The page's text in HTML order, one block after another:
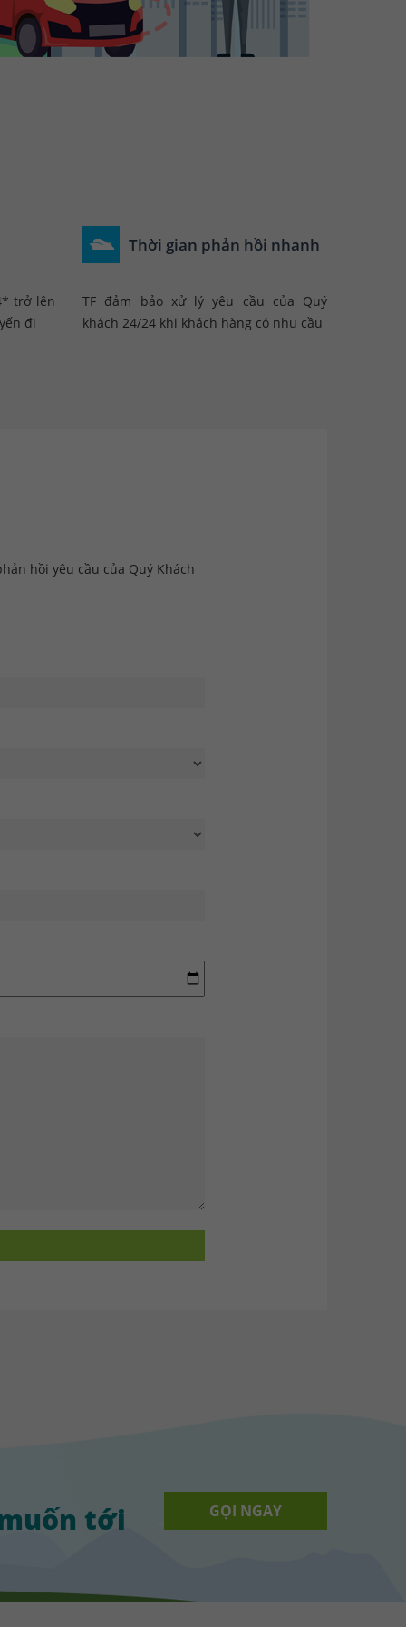
trở lên
đi
Thời gian phản hồi nhanh
TF đảm bảo xử lý yêu cầu của Quý
khách 24/24 khi khách hàng có nhu cầu
hồi yêu cầu của Quý Khách
tới GỌI NGAY